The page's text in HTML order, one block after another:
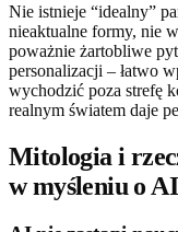
Nie istnieje “idealny”
nieaktualne formy, nie
poważnie żartobliwe
personalizacji – łatwo
wychodzić poza strefę
realnym światem daje
Mitologia i
w myśleniu o AI